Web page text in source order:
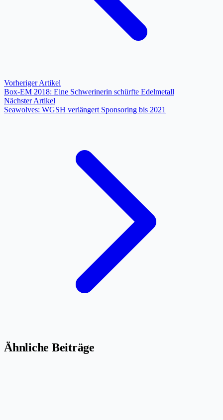
Vorheriger Artikel
Box-EM 2018: Eine Schwerinerin schürfte Edelmetall
Nächster Artikel
Seawolves: WGSH verlängert Sponsoring bis 2021
Ähnliche Beiträge